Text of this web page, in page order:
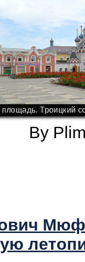
Волгу Саратов-
Троицкий
By